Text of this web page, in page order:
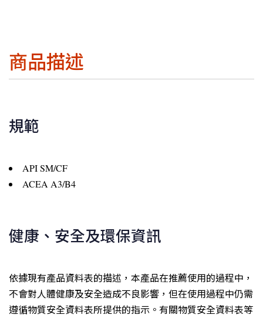
商品描述
規範
API SM/CF
ACEA A3/B4
健康、安全及環保資訊
依據現有產品資料表的描述，本產品在推薦使用的過程中，
不會對人體健康及安全造成不良影響，但在使用過程中仍需
遵循物質安全資料表所提供的指示。有關物質安全資料表等